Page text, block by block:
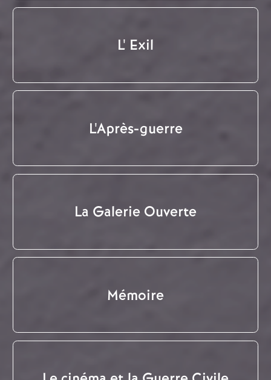
L' Exil
L'Après-guerre
La Galerie Ouverte
Mémoire